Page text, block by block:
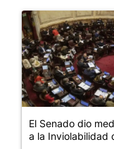
Un artículo de
El Senado dio
a la Inviolabilidad